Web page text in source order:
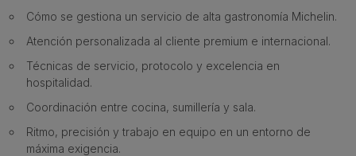
Cómo se gestiona un servicio de alta gastronomía Michelin.
Atención personalizada al cliente premium e internacional.
Técnicas de servicio, protocolo y excelencia en
hospitalidad.
Coordinación entre cocina, sumillería y sala.
Ritmo, precisión y trabajo en equipo en un entorno de
máxima exigencia.